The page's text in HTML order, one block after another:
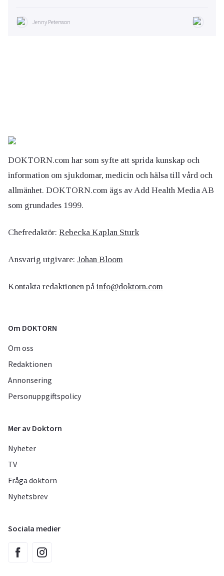
Jenny Petersson
DOKTORN.com har som syfte att sprida kunskap och
information om sjukdomar, medicin och hälsa till vård och
allmänhet. DOKTORN.com ägs av Add Health Media AB
som grundades 1999.
Chefredaktör: Rebecka Kaplan Sturk
Ansvarig utgivare: Johan Bloom
Kontakta redaktionen på info@doktorn.com
Om DOKTORN
Om oss
Redaktionen
Annonsering
Personuppgiftspolicy
Mer av Doktorn
Nyheter
TV
Fråga doktorn
Nyhetsbrev
Sociala medier